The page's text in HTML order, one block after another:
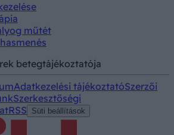
műtét
betegtájékoztatója
Adatkezelési tájékoztatóSzerzői
Szerkesztőségi
RSS Süti beállítások